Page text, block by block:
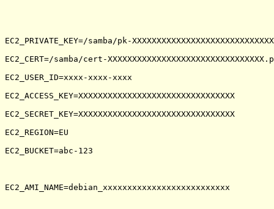
EC2_PRIVATE_KEY=/samba/pk-
EC2_CERT=/samba/cert-
EC2_USER_ID=xxxx-xxxx-xxxx
EC2_ACCESS_KEY=XXXXXXXXXXXXXXXXXXXXXXXXXXXXXXXX
EC2_SECRET_KEY=XXXXXXXXXXXXXXXXXXXXXXXXXXXXXXXX
EC2_REGION=EU
EC2_BUCKET=abc-123
EC2_AMI_NAME=debian_xxxxxxxxxxxxxxxxxxxxxxxxxx